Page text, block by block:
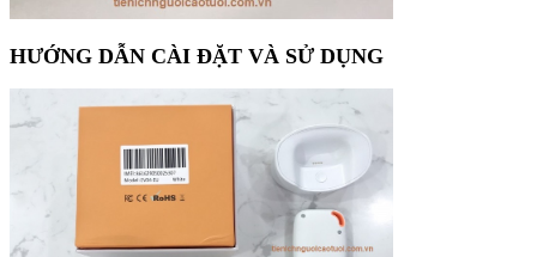
HƯỚNG DẪN CÀI ĐẶT VÀ SỬ DỤNG